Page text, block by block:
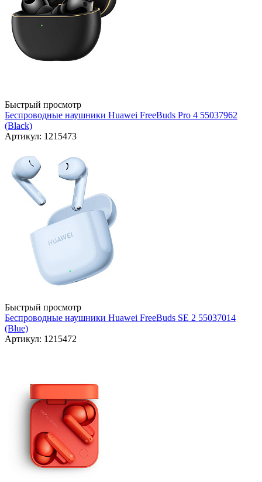
Быстрый просмотр
Беспроводные наушники Huawei FreeBuds Pro 4 55037962
(Black)
Артикул: 1215473
Быстрый просмотр
Беспроводные наушники Huawei FreeBuds SE 2 55037014
(Blue)
Артикул: 1215472